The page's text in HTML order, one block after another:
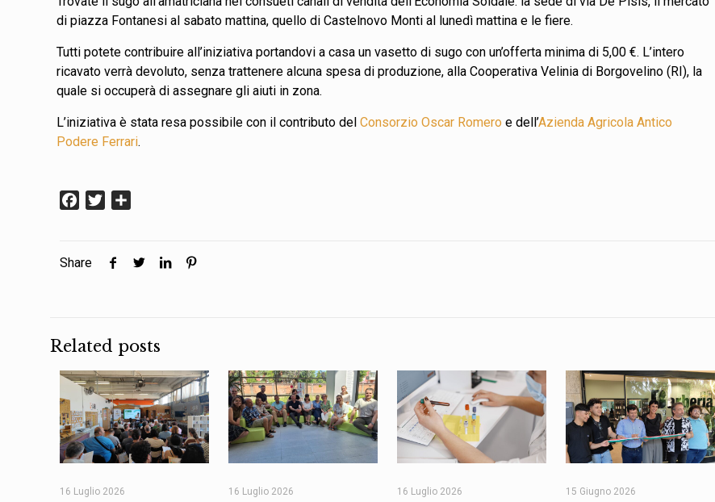
di piazza Fontanesi al sabato mattina, quello di Castelnovo Monti al lunedì mattina e le fiere.
Tutti potete contribuire all’iniziativa portandovi a casa un vasetto di sugo con un’offerta minima di 5,00 €. L’intero
ricavato verrà devoluto, senza trattenere alcuna spesa di produzione, alla Cooperativa Velinia di Borgovelino (RI), la
quale si occuperà di assegnare gli aiuti in zona.
L’iniziativa è stata resa possibile con il contributo delConsorzio Oscar Romeroe dell’Azienda Agricola Antico
Podere Ferrari.
Facebook
Twitter
Share
Related posts
16 Luglio 2026 16 Luglio 2026 16 Luglio 2026 15 Giugno 2026